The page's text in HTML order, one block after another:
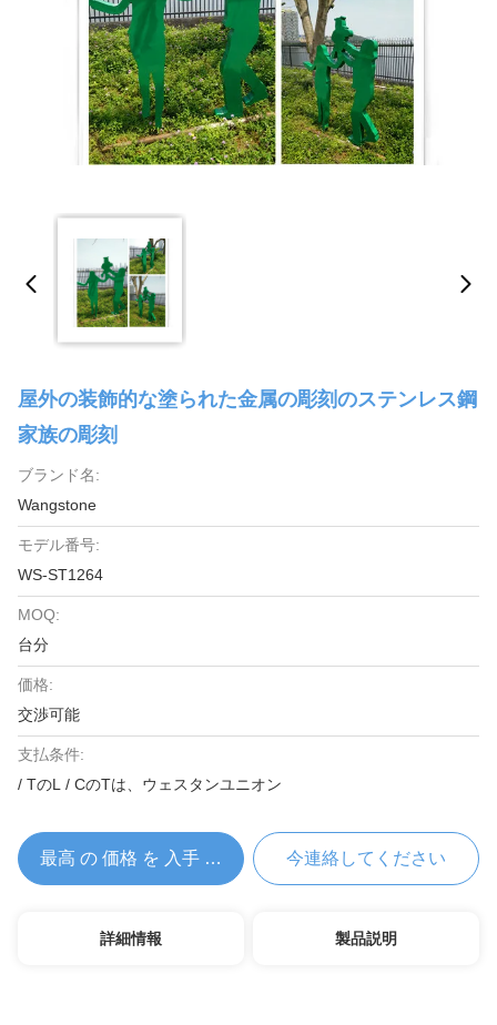
屋外の装飾的な塗られた金属の彫刻のステンレス鋼
家族の彫刻
ブランド名:
Wangstone
モデル番号:
WS-ST1264
MOQ:
台分
価格:
交渉可能
支払条件:
/ TのL / CのTは、ウェスタンユニオン
最高 の 価格 を 入手 する 今連絡してください
詳細情報 製品説明